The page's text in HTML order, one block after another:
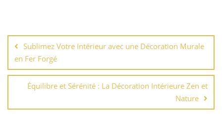
de
l’article
Sublimez Votre Intérieur avec une Décoration Murale
en Fer Forgé
Équilibre et Sérénité : La Décoration Intérieure Zen et
Nature